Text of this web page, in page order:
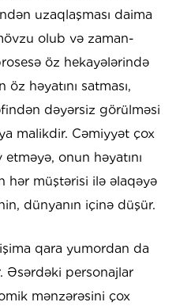
uzaqlaşması daima
olub və zaman-
öz hekayələrində
həyatını satması,
dəyərsiz görülməsi
malikdir. Cəmiyyət çox
onun həyatını
hər müştərisi ilə əlaqəyə
dünyanın içinə düşür.
qara yumordan da
Əsərdəki personajlar
mənzərəsini çox